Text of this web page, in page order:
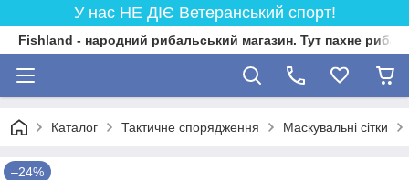
У нас НЕ ДІЄ Ветеранський спорт!
Fishland - народний рибальський магазин. Тут пахне
Каталог Тактичне спорядження Маскувальні сітки
–24%